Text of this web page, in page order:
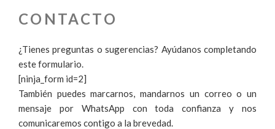
CONTACTO
¿Tienes preguntas o sugerencias? Ayúdanos completando
este formulario.
[ninja_form id=2]
También puedes marcarnos, mandarnos un correo o un
mensaje por WhatsApp con toda confianza y nos
comunicaremos contigo a la brevedad.